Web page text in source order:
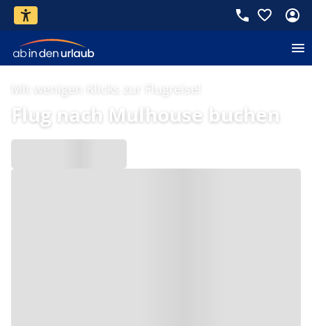
Mit wenigen Klicks zur Flugreise!
Flug nach Mulhouse buchen